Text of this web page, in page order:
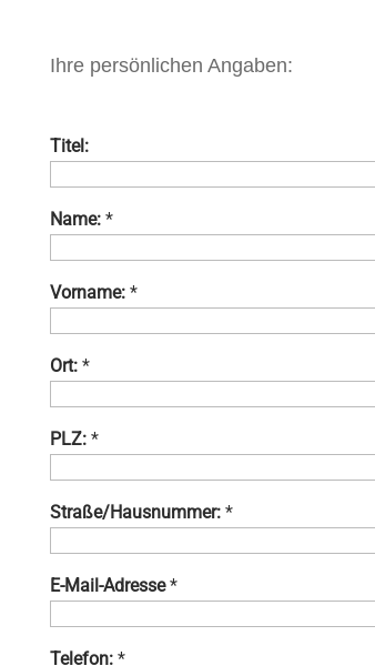
Ihre persönlichen Angaben:
Titel:
Name:*
Vorname:*
Ort:*
PLZ:*
Straße/Hausnummer:*
E-Mail-Adresse*
Telefon:*